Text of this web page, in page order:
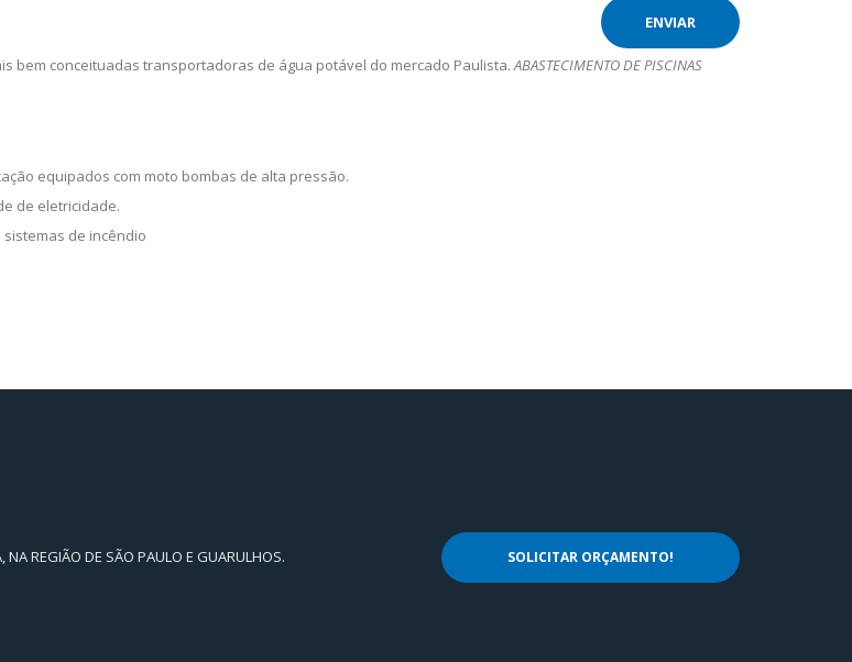
bem conceituadas transportadoras de água potável do mercado Paulista.ABASTECIMENTO DE PISCINAS
equipados com moto bombas de alta pressão.
de eletricidade.
de incêndio
NA REGIÃO DE SÃO PAULO E GUARULHOS. SOLICITAR ORÇAMENTO!